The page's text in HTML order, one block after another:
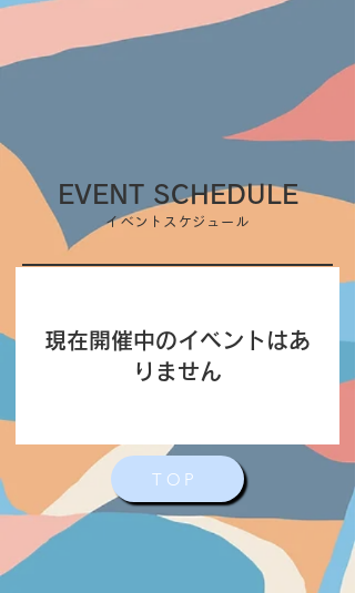
EVENT SCHEDULE
イベントスケジュール
現在開催中のイベントはあ
りません
TOP